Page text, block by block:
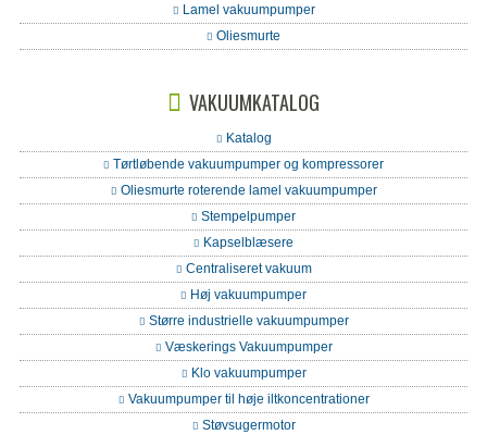
Lamel vakuumpumper
Oliesmurte
VAKUUMKATALOG
Katalog
Tørtløbende vakuumpumper og kompressorer
Oliesmurte roterende lamel vakuumpumper
Stempelpumper
Kapselblæsere
Centraliseret vakuum
Høj vakuumpumper
Større industrielle vakuumpumper
Væskerings Vakuumpumper
Klo vakuumpumper
Vakuumpumper til høje iltkoncentrationer
Støvsugermotor